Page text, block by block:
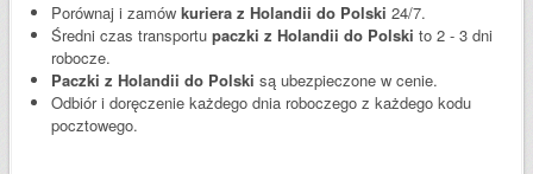
Porównaj i zamów kuriera z Holandii do Polski 24/7.
Średni czas transportu paczki z Holandii do Polski to 2 - 3 dni
robocze.
Paczki z Holandii do Polski są ubezpieczone w cenie.
Odbiór i doręczenie każdego dnia roboczego z każdego kodu
pocztowego.